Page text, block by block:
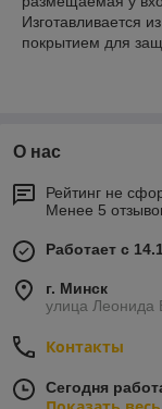
Изготавливается
покрытием для
(цвет по RAL),
воздействиям.
Типы
или без нее.
Объем:
вместимость
болты к
О нас
Рейтинг не
Менее 5
Работает с
г. Минск
улица Леонида
Контакты
Сегодня